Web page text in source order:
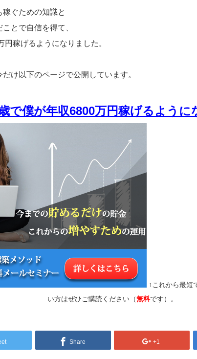
稼ぐための知識と
とで自信を得て、
円稼げるようになりました。
け以下のページで公開しています。
で僕が年収6800万円稼げるように
↑これから最短
い方はぜひご購読ください（無料です）。
Share +1